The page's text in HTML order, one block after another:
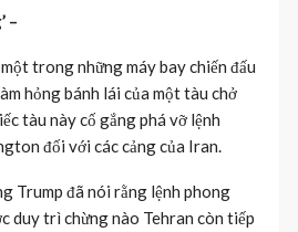
–
trong những máy bay chiến đấu
hỏng bánh lái của một tàu chở
tàu này cố gắng phá vỡ lệnh
đối với các cảng của Iran.
Trump đã nói rằng lệnh phong
duy trì chừng nào Tehran còn tiếp